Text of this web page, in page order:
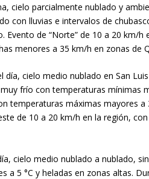
cielo parcialmente nublado y
con lluvias e intervalos de
Evento de “Norte” de 10 a 20
menores a 35 km/h en zonas de
día, cielo medio nublado en San
frío con temperaturas mínimas
temperaturas máximas mayores a
de 10 a 20 km/h en la región,
cielo medio nublado a nublado,
a 5 °C y heladas en zonas altas.